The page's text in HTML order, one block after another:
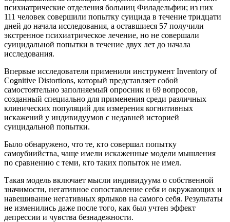
психиатрические отделения больниц Филадельфии; из них
111 человек совершили попытку суицида в течение тридцати
дней до начала исследования, а оставшиеся 57 получили
экстренное психиатрическое лечение, но не совершали
суицидальной попытки в течение двух лет до начала
исследования.
Впервые исследователи применили инструмент Inventory of
Cognitive Distortions, который представляет собой
самостоятельно заполняемый опросник и 69 вопросов,
созданный специально для применения среди различных
клинических популяций для измерения когнитивных
искажений у индивидуумов с недавней историей
суицидальной попытки.
Было обнаружено, что те, кто совершал попытку
самоубиийства, чаще имели искаженные модели мышления
по сравнению с теми, кто таких попыток не имел.
Такая модель включает мысли индивидуума о собственной
значимости, негативное сопоставление себя и окружающих и
навешивание негативных ярлыков на самого себя. Результаты
не изменились даже после того, как был учтен эффект
депрессии и чувства безнадежности.